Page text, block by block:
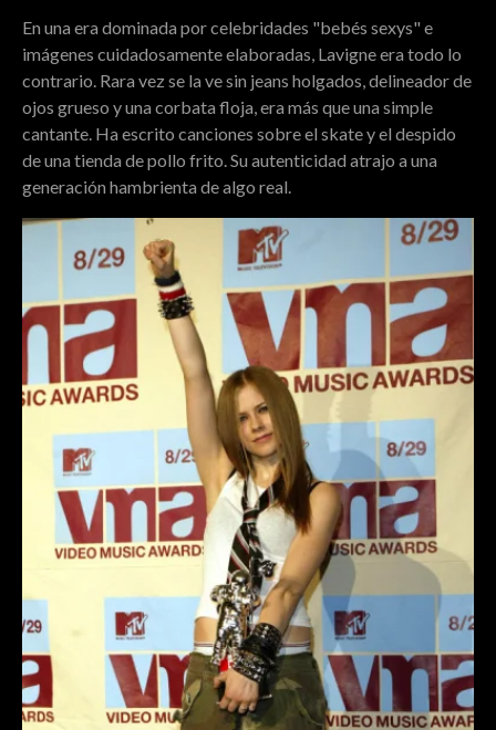
En una era dominada por celebridades "bebés sexys" e
imágenes cuidadosamente elaboradas, Lavigne era todo lo
contrario. Rara vez se la ve sin jeans holgados, delineador de
ojos grueso y una corbata floja, era más que una simple
cantante. Ha escrito canciones sobre el skate y el despido
de una tienda de pollo frito. Su autenticidad atrajo a una
generación hambrienta de algo real.